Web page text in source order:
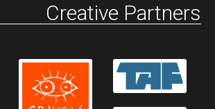
Creative Partners